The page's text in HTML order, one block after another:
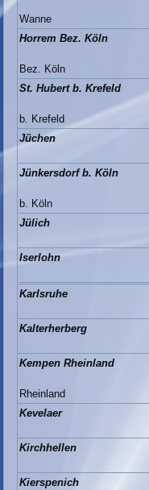
Wanne
Horrem Bez. Köln
Bez. Köln
St. Hubert b. Krefeld
b. Krefeld
Jüchen
Jünkersdorf b. Köln
b. Köln
Jülich
Iserlohn
Karlsruhe
Kalterherberg
Kempen Rheinland
Rheinland
Kevelaer
Kirchhellen
Kierspenich